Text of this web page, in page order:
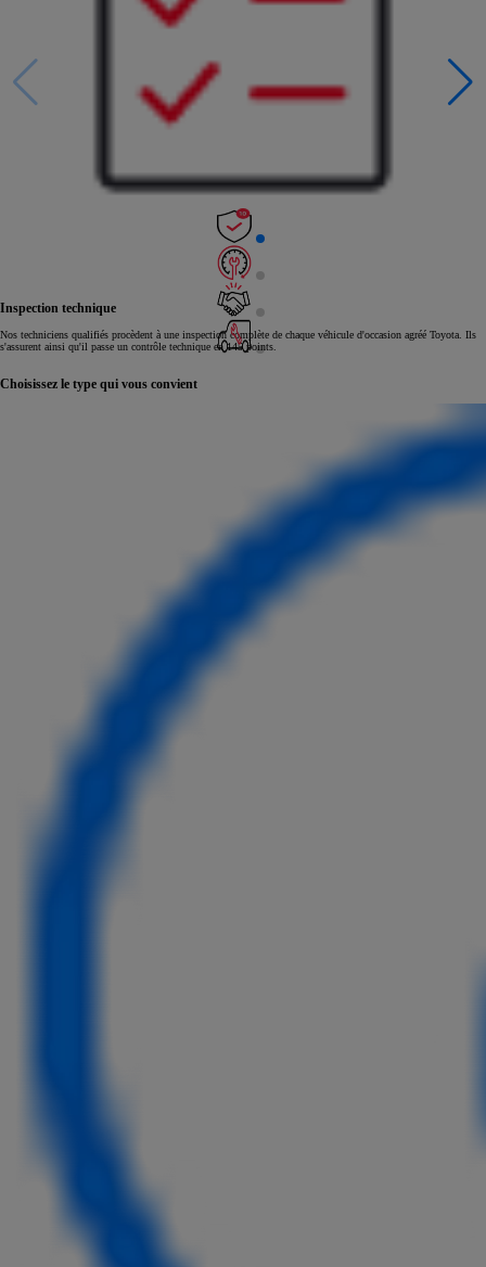
Inspection technique
Nos techniciens qualifiés procèdent à une inspection complète de chaque véhicule d'occasion agréé Toyota. Ils
s'assurent ainsi qu'il passe un contrôle technique en 145 points.
Choisissez le type qui vous convient